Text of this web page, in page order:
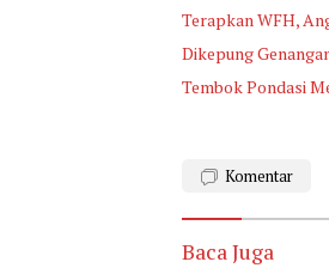
Terapkan WFH,
Dikepung
Tembok Pondasi
Komentar
Baca Juga